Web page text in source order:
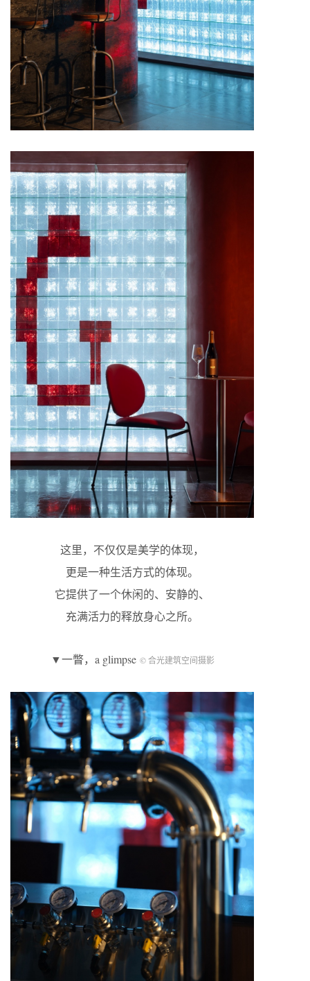
这里，不仅仅是美学的体现，
更是一种生活方式的体现。
它提供了一个休闲的、安静的、
充满活力的释放身心之所。
▼一瞥，a glimpse © 合光建筑空间摄影